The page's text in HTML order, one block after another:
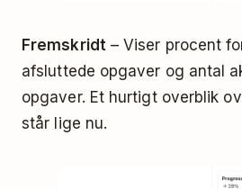
Fremskridt– Viser procent
afsluttede opgaver og antal
opgaver. Et hurtigt overblik
står lige nu.